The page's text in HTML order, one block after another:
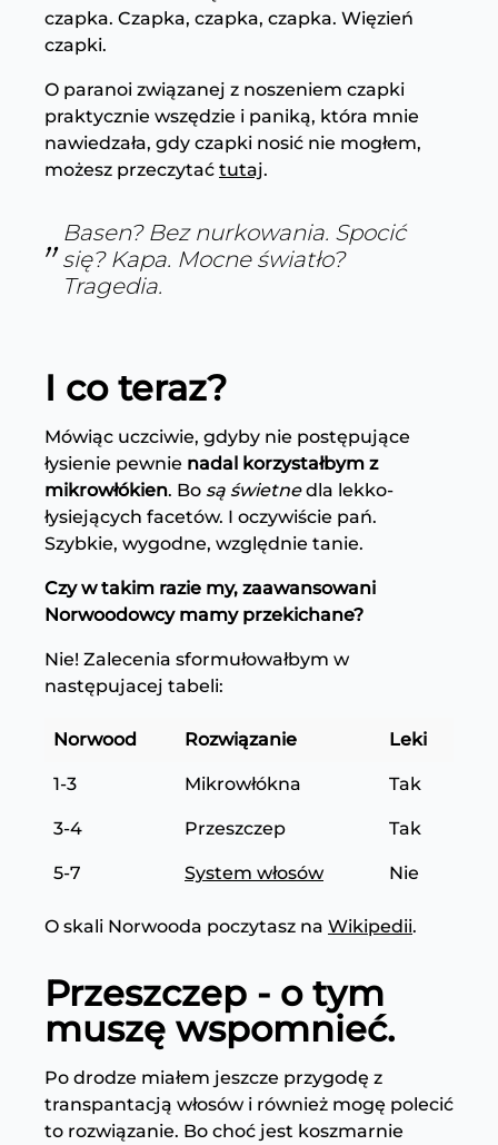
czapka. Czapka, czapka, czapka. Więzień
czapki.
O paranoi związanej z noszeniem czapki
praktycznie wszędzie i paniką, która mnie
nawiedzała, gdy czapki nosić nie mogłem,
możesz przeczytać tutaj.
Basen? Bez nurkowania. Spocić
się? Kapa. Mocne światło?
Tragedia.
I co teraz?
Mówiąc uczciwie, gdyby nie postępujące
łysienie pewnie nadal korzystałbym z
mikrowłókien. Bo są świetnedla lekko-
łysiejących facetów. I oczywiście pań.
Szybkie, wygodne, względnie tanie.
Czy w takim razie my, zaawansowani
Norwoodowcy mamy przekichane?
Nie! Zalecenia sformułowałbym w
następujacej tabeli:
Norwood Rozwiązanie Leki
1-3 Mikrowłókna Tak
3-4 Przeszczep Tak
5-7 System włosów Nie
O skali Norwooda poczytasz na Wikipedii.
Przeszczep - o tym
muszę wspomnieć.
Po drodze miałem jeszcze przygodę z
transpantacją włosów i również mogę polecić
to rozwiązanie. Bo choć jest koszmarnie